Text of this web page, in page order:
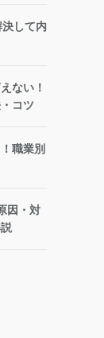
して内
ない！
コツ
職業別
因・対